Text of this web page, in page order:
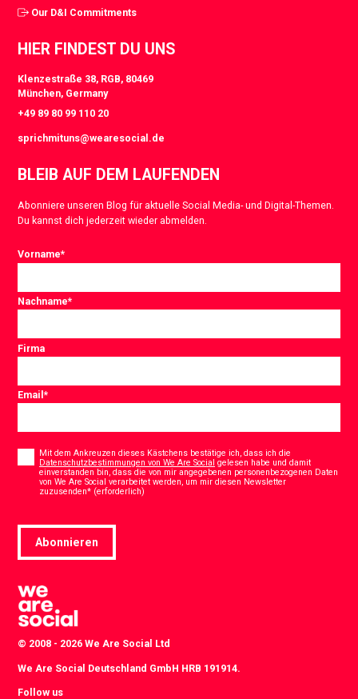
Our D&I Commitments
HIER FINDEST DU UNS
Klenzestraße 38, RGB, 80469
München, Germany
+49 89 80 99 110 20
sprichmituns@wearesocial.de
BLEIB AUF DEM LAUFENDEN
Abonniere unseren Blog für aktuelle Social Media- und Digital-Themen.
Du kannst dich jederzeit wieder abmelden.
Vorname*
Nachname*
Firma
Email*
Consent
Mit dem Ankreuzen dieses Kästchens bestätige ich, dass ich die
Datenschutzbestimmungen von We Are Social gelesen habe und damit
einverstanden bin, dass die von mir angegebenen personenbezogenen Daten
von We Are Social verarbeitet werden, um mir diesen Newsletter
zuzusenden* (erforderlich)
Abonnieren
© 2008 - 2026 We Are Social Ltd
We Are Social Deutschland GmbH HRB 191914.
Follow us